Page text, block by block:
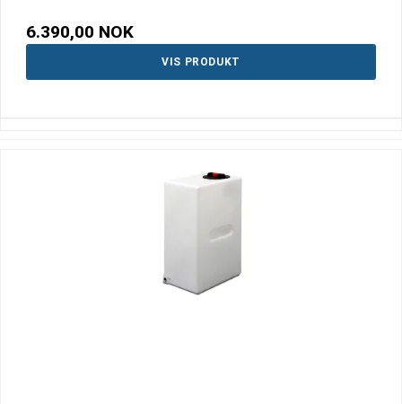
6.390,00 NOK
VIS PRODUKT